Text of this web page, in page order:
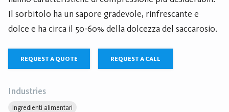
Il sorbitolo ha un sapore gradevole, rinfrescante e
dolce e ha circa il 50-60% della dolcezza del saccarosio.
REQUEST A QUOTE REQUEST A CALL
Industries
Ingredienti alimentari